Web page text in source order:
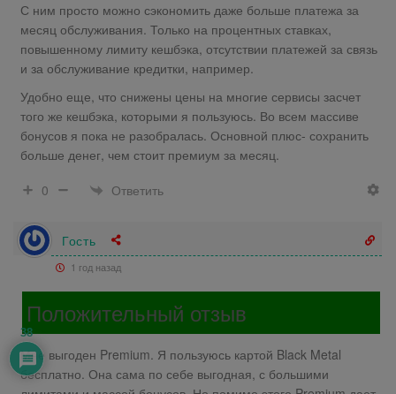
С ним просто можно сэкономить даже больше платежа за
месяц обслуживания. Только на процентных ставках,
повышенному лимиту кешбэка, отсутствии платежей за связь
и за обслуживание кредитки, например.
Удобно еще, что снижены цены на многие сервисы засчет
того же кешбэка, которыми я пользуюсь. Во всем массиве
бонусов я пока не разобралась. Основной плюс- сохранить
больше денег, чем стоит премиум за месяц.
0
Ответить
Гость
1 год назад
Положительный отзыв
Мне выгоден Premium. Я пользуюсь картой Black Metal
бесплатно. Она сама по себе выгодная, с большими
38